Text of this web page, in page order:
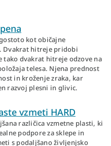
kot običajne
Dvakrat hitreje pridobi
tako dvakrat hitreje odzove na
telesa. Njena prednost
in kroženje zraka, kar
razvoj plesni in glivic.
vzmeti HARD
različica vzmetne plasti, ki
podpore za sklepe in
s podaljšano življenjsko